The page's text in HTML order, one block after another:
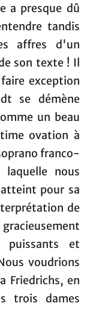
a presque dû
tandis
affres d'un
son texte ! Il
exception
se démène
un beau
ovation à
franco-
nous
pour sa
de
gracieusement
puissants et
voudrions
Friedrichs, en
trois dames